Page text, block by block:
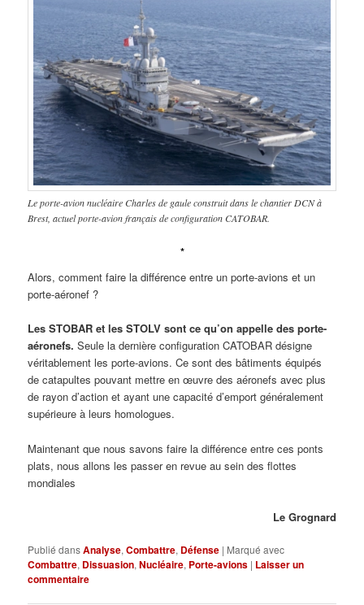
Le porte-avion nucléaire Charles de gaule construit dans le chantier DCN à
Brest, actuel porte-avion français de configuration CATOBAR.
*
Alors, comment faire la différence entre un porte-avions et un
porte-aéronef ?
Les STOBAR et les STOLV sont ce qu’on appelle des porte-
aéronefs. Seule la dernière configuration CATOBAR désigne
véritablement les porte-avions. Ce sont des bâtiments équipés
de catapultes pouvant mettre en œuvre des aéronefs avec plus
de rayon d’action et ayant une capacité d’emport généralement
supérieure à leurs homologues.
Maintenant que nous savons faire la différence entre ces ponts
plats, nous allons les passer en revue au sein des flottes
mondiales
Le Grognard
Publié dansAnalyse,Combattre, Défense | Marqué avec
Combattre, Dissuasion,Nucléaire, Porte-avions | Laisser un
commentaire